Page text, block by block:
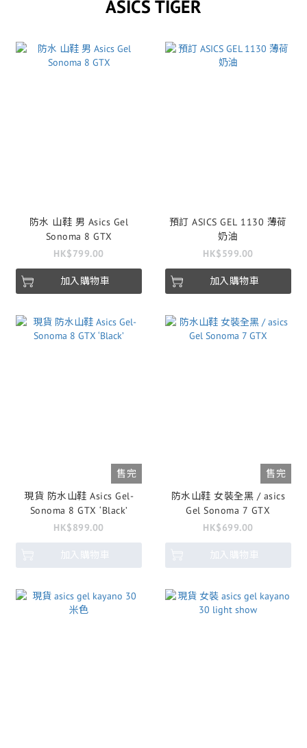
ASICS TIGER
防水 山鞋 男 Asics Gel
Sonoma 8 GTX
HK$799.00
加入購物車
預訂 ASICS GEL 1130 薄荷
奶油
HK$599.00
加入購物車
售完
現貨 防水山鞋 Asics Gel-
Sonoma 8 GTX ‘Black’
HK$899.00
加入購物車
售完
防水山鞋 女裝全黑 / asics
Gel Sonoma 7 GTX
HK$699.00
加入購物車